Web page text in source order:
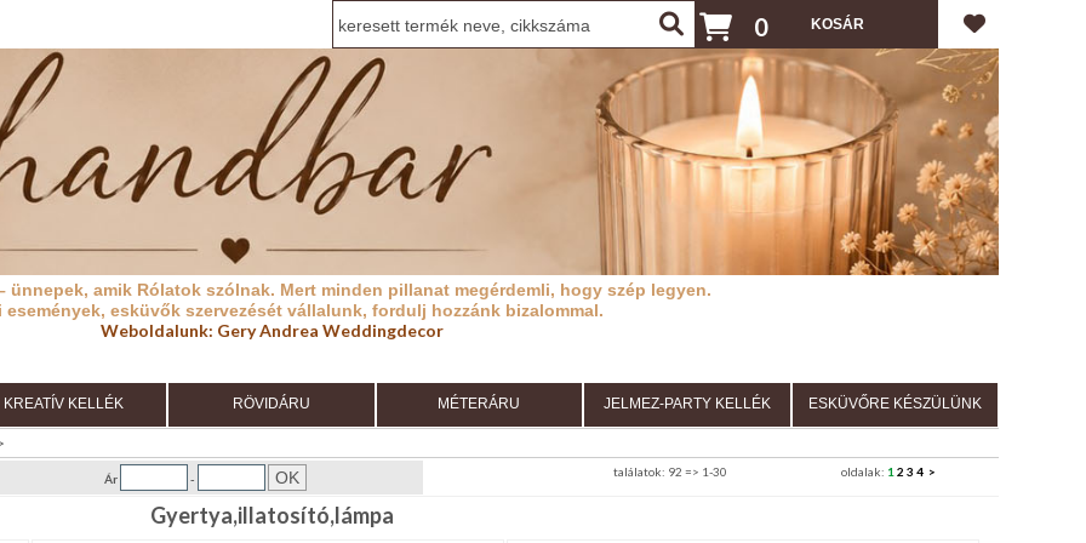
0
ünnepek, amik Rólatok szólnak. Mert minden pillanat megérdemli, hogy szép legyen.
események, esküvők szervezését vállalunk, fordulj hozzánk bizalommal.
Weboldalunk: Gery Andrea Weddingdecor
KREATÍV KELLÉK RÖVIDÁRU MÉTERÁRU JELMEZ-PARTY KELLÉK ESKÜVŐRE KÉSZÜLÜNK
Ár - oldalak: 1 2 3 4 >
találatok: 92 => 1-30
Gyertya,illatosító,lámpa